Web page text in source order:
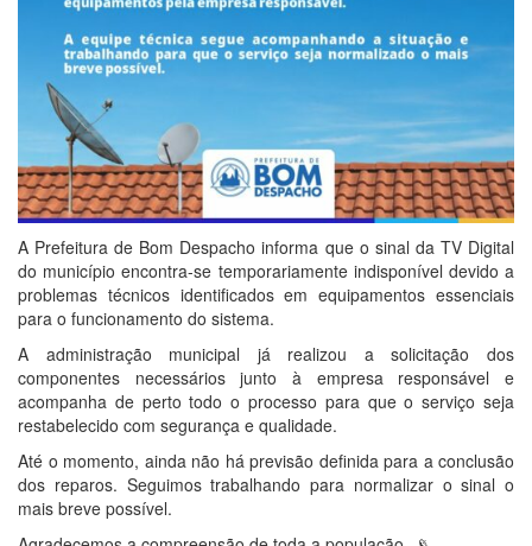
A Prefeitura de Bom Despacho informa que o sinal da TV Digital
do município encontra-se temporariamente indisponível devido a
problemas técnicos identificados em equipamentos essenciais
para o funcionamento do sistema.
A administração municipal já realizou a solicitação dos
componentes necessários junto à empresa responsável e
acompanha de perto todo o processo para que o serviço seja
restabelecido com segurança e qualidade.
Até o momento, ainda não há previsão definida para a conclusão
dos reparos. Seguimos trabalhando para normalizar o sinal o
mais breve possível.